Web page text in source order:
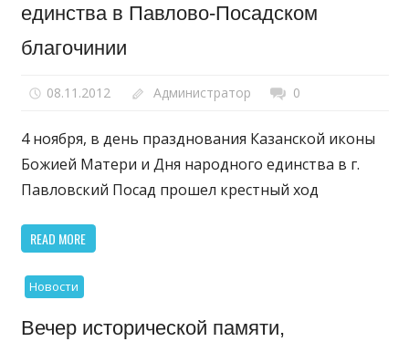
единства в Павлово-Посадском
благочинии
08.11.2012 Администратор 0
4 ноября, в день празднования Казанской иконы
Божией Матери и Дня народного единства в г.
Павловский Посад прошел крестный ход
READ MORE
Новости
Вечер исторической памяти,